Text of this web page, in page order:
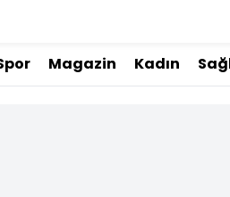
Magazin Kadın